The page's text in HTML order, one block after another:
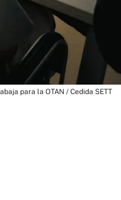
para la OTAN / Cedida SETT